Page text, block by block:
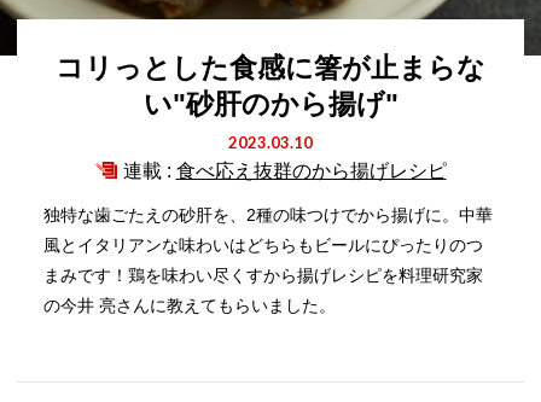
コリっとした食感に箸が止まらな
い"砂肝のから揚げ"
2023.03.10
連載 : 食べ応え抜群のから揚げレシピ
独特な歯ごたえの砂肝を、2種の味つけでから揚げに。中華
風とイタリアンな味わいはどちらもビールにぴったりのつ
まみです！鶏を味わい尽くすから揚げレシピを料理研究家
の今井 亮さんに教えてもらいました。